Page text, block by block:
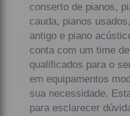
conserto de pianos,
cauda, pianos
antigo e piano
conta com um time
qualificados para o
em equipamentos
sua necessidade.
para esclarecer